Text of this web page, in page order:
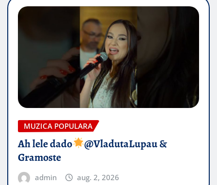
MUZICA POPULARA
Ah lele dado​
@VladutaLupau &
Gramoste
admin aug. 2, 2026